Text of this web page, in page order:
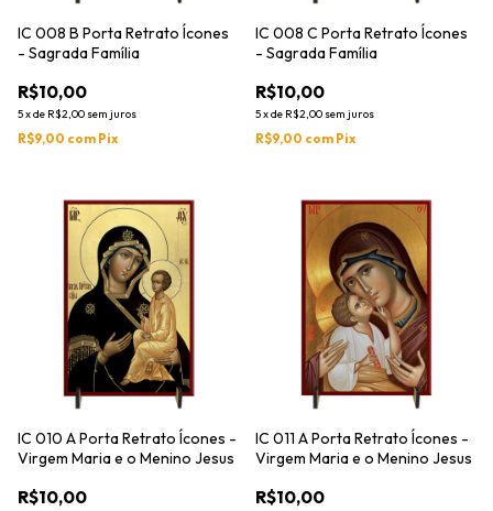
IC 008 B Porta Retrato Ícones
- Sagrada Família
R$10,00
5xde R$2,00 sem juros
R$9,00 com Pix
IC 008 C Porta Retrato Ícones
- Sagrada Família
R$10,00
5xde R$2,00 sem juros
R$9,00 com Pix
IC 010 A Porta Retrato Ícones -
Virgem Maria e o Menino Jesus
R$10,00
IC 011 A Porta Retrato Ícones -
Virgem Maria e o Menino Jesus
R$10,00